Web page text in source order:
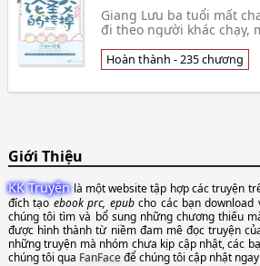
Giang Lưu ba tuổi mất
đi theo người khác chạy,
không n👦 Đả Tự Cơ N Hào
Hoàn thành - 235 chương
Giới Thiệu
KK Truyệnlà một website tập hợp các truyện
đích tạoebook prc, epubcho các bạn download
chúng tôi tìm và bổ sung những chương thiếu
được hình thành từ niềm đam mê đọc truyện
những truyện mà nhóm chưa kịp cập nhật, các
chúng tôi qua FanFaceđể chúng tôi cập nhật